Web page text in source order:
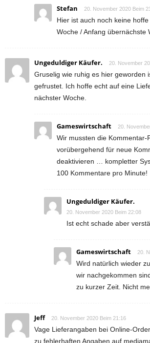
Stefan 20. November 2020 Beim
Hier ist auch noch keine
Woche / Anfang übernächste
Ungeduldiger Käufer. 20. November
Gruselig wie ruhig es hier geworden
gefrustet. Ich hoffe echt auf eine
nächster Woche.
Gameswirtschaft 20.
Wir mussten die Kommentar-
vorübergehend für neue
deaktivieren … kompletter
100 Kommentare pro Minute!
Ungeduldiger Käufer.
20. November 2020 Beim 22:08
Ist echt schade aber
Gameswirtschaft 20.
Wird natürlich wieder
wir nachgekommen
zu kurzer Zeit. Nicht
Jeff 20. November 2020 Beim 21:16
Vage Lieferangaben bei Online-
zu fehlerhaften Angaben auf